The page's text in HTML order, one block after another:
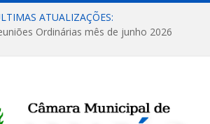
ATUALIZAÇÕES:
Ordinárias mês de junho 2026